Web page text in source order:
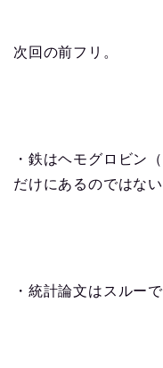
次回の前フリ。
・鉄はヘモグロビン
だけにあるのではない
・統計論文はスルーで